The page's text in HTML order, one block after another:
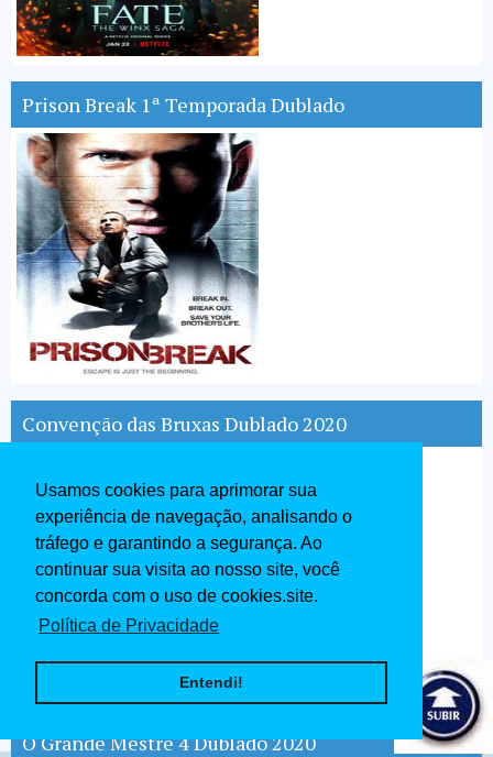
Usamos cookies para aprimorar sua
experiência de navegação, analisando o
tráfego e garantindo a segurança. Ao
continuar sua visita ao nosso site, você
concorda com o uso de cookies.site.
Política de Privacidade
Entendi!
Prison Break 1ª Temporada Dublado
Convenção das Bruxas Dublado 2020
O Grande Mestre 4 Dublado 2020